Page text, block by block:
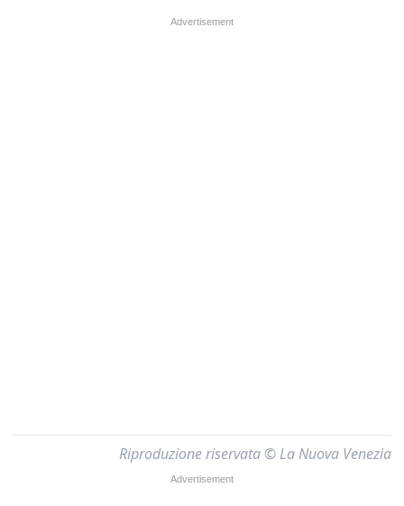
Riproduzione riservata © La Nuova Venezia